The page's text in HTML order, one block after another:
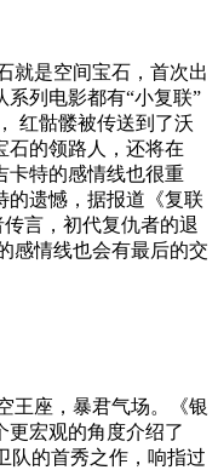
就是空间宝石，首次出
列电影都有“小复联”
红骷髅被传送到了沃
石的领路人，还将在
卡特的感情线也很重
的遗憾，据报道《复联
言，初代复仇者的退
感情线也会有最后的交
王座，暴君气场。《银
更宏观的角度介绍了
队的首秀之作，响指过